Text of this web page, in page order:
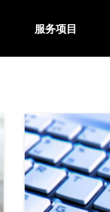
服务项目